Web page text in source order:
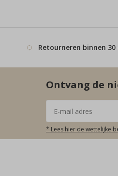
Retourneren binnen 30
Ontvang de
* Lees hier de wettelijke